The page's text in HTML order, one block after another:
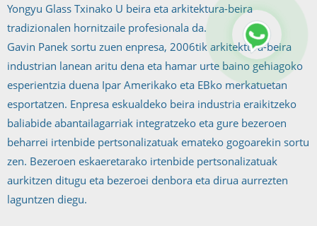
Yongyu Glass Txinako U beira eta arkitektura-beira
tradizionalen hornitzaile profesionala da.
Gavin Panek sortu zuen enpresa, 2006tik arkitektura-beira
industrian lanean aritu dena eta hamar urte baino gehiagoko
esperientzia duena Ipar Amerikako eta EBko merkatuetan
esportatzen. Enpresa eskualdeko beira industria eraikitzeko
baliabide abantailagarriak integratzeko eta gure bezeroen
beharrei irtenbide pertsonalizatuak emateko gogoarekin sortu
zen. Bezeroen eskaeretarako irtenbide pertsonalizatuak
aurkitzen ditugu eta bezeroei denbora eta dirua aurrezten
laguntzen diegu.